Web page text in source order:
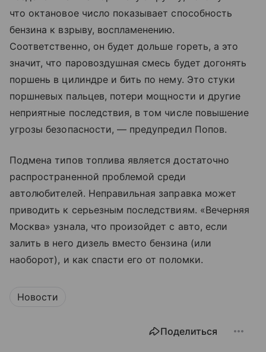
что октановое число показывает способность
бензина к взрыву, воспламенению.
Соответственно, он будет дольше гореть, а это
значит, что паровоздушная смесь будет догонять
поршень в цилиндре и бить по нему. Это стуки
поршневых пальцев, потери мощности и другие
неприятные последствия, в том числе повышение
угрозы безопасности, — предупредил Попов.
Подмена типов топлива является достаточно
распространенной проблемой среди
автолюбителей. Неправильная заправка может
приводить к серьезным последствиям. «Вечерняя
Москва» узнала, что произойдет с авто, если
залить в него дизель вместо бензина (или
наоборот), и как спасти его от поломки.
Новости
Поделиться